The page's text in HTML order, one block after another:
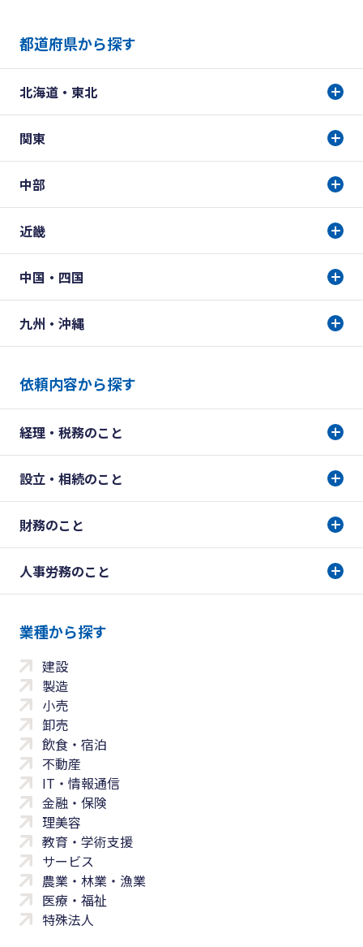
都道府県から探す
北海道・東北
関東
中部
近畿
中国・四国
九州・沖縄
依頼内容から探す
経理・税務のこと
設立・相続のこと
財務のこと
人事労務のこと
業種から探す
建設
製造
小売
卸売
飲食・宿泊
不動産
IT・情報通信
金融・保険
理美容
教育・学術支援
サービス
農業・林業・漁業
医療・福祉
特殊法人